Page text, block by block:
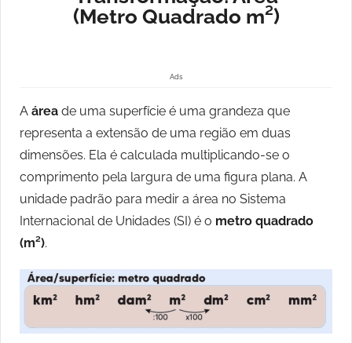
(Metro Quadrado m²)
Ads
A área de uma superfície é uma grandeza que
representa a extensão de uma região em duas
dimensões. Ela é calculada multiplicando-se o
comprimento pela largura de uma figura plana. A
unidade padrão para medir a área no Sistema
Internacional de Unidades (SI) é o metro quadrado
(m²).